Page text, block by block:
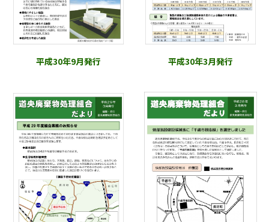
平成30年9月発行 平成30年3月発行